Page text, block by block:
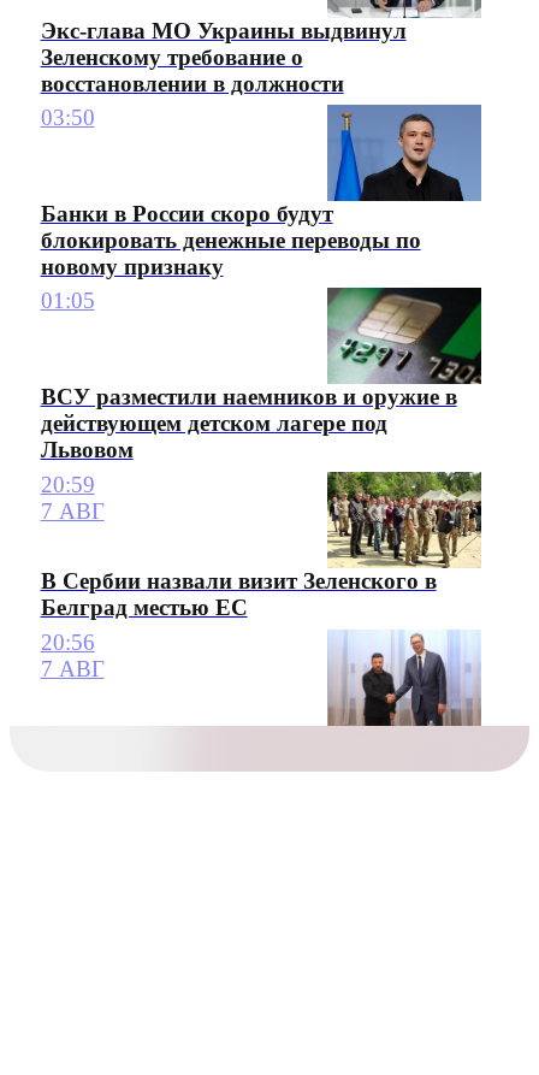
Экс-глава МО Украины выдвинул
Зеленскому требование о
восстановлении в должности
03:50
Банки в России скоро будут
блокировать денежные переводы по
новому признаку
01:05
ВСУ разместили наемников и оружие в
действующем детском лагере под
Львовом
20:59
7 АВГ
В Сербии назвали визит Зеленского в
Белград местью ЕС
20:56
7 АВГ